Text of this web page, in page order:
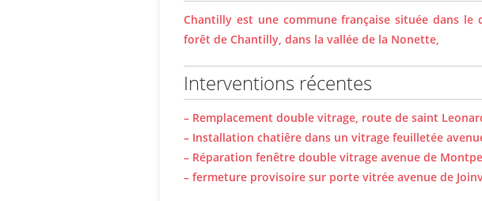
Chantilly est une commune française située dans le
forêt de Chantilly, dans la vallée de la Nonette,
Interventions récentes
– Remplacement double vitrage, route de saint
– Installation chatiêre dans un vitrage feuilletée
– Réparation fenêtre double vitrage avenue de
– fermeture provisoire sur porte vitrée avenue de